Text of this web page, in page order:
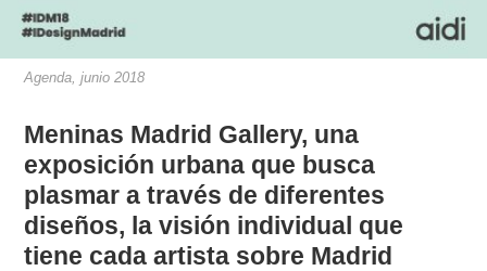
Agenda, junio 2018
Meninas Madrid Gallery, una
exposición urbana que busca
plasmar a través de diferentes
diseños, la visión individual que
tiene cada artista sobre Madrid